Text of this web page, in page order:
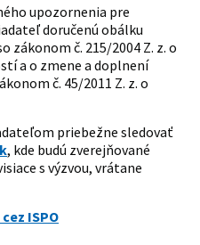
upozornenia pre
doručenú obálku
zákonom č. 215/2004 Z. z. o
a o zmene a doplnení
č. 45/2011 Z. z. o
priebežne sledovať
, kde budú zverejňované
s výzvou, vrátane
ISPO